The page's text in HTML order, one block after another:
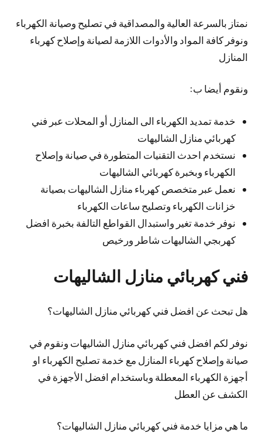
نمتاز بالسرعة العالية والمصداقية في تصليح وصيانة الكهرباء
ونوفر كافة المواد والأدوات اللازمة لصيانة وإصلاح كهرباء
المنازل
ونقوم أيضا ب:
خدمة تمديد الكهرباء الى المنازل أو المحلات عبر فني
كهربائي منازل الشاليهات
نستخدم احدث التقنيات المتطورة في صيانة وإصلاح
الكهرباء وبخبرة كهربائي الشاليهات
نعمل عبر متخصص كهرباء منازل الشاليهات بصيانة
خزانات الكهرباء وتصليح ساعات الكهرباء
نوفر خدمة تغير واستبدال القواطع التالفة بخبرة افضل
كهربجي الشاليهات شاطر ورخيص
فني كهربائي منازل الشاليهات
هل تبحث عن افضل فني كهربائي منازل الشاليهات؟
نوفر لكم افضل فني كهربائي منازل الشاليهات ونقوم في
صيانة وإصلاح كهرباء المنازل مع خدمة تصليح الكهرباء او
أجهزة الكهرباء المعطلة وباستخدام افضل الأجهزة في
الكشف عن العطل
ما هي مزايا خدمة فني كهربائي منازل الشاليهات؟